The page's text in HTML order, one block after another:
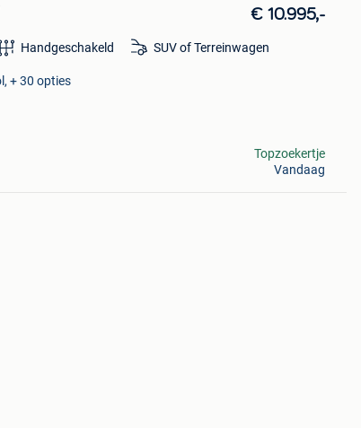
€ 10.995,-
Handgeschakeld SUV of Terreinwagen
+ 30 opties
Topzoekertje
Vandaag